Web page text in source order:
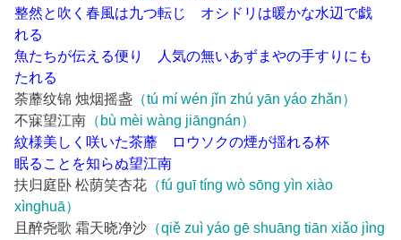
整然と吹く春風は九つ転じ オシドリは暖かな水辺で戯
れる
魚たちが伝える便り 人気の無いあずまやの手すりにも
たれる
荼蘼纹锦 烛烟摇盏 （tú mí wén jǐn zhú yān yáo zhǎn）
不寐望江南 （bù mèi wàng jiāngnán）
紋様美しく咲いた茶蘼 ロウソクの煙が揺れる杯
眠ることを知らぬ望江南
扶归庭卧 松荫笑杏花 （fú guī tíng wò sōng yìn xiào
xìnghuā）
且醉尧歌 霜天晓净沙 （qiě zuì yáo gē shuāng tiān xiǎo jìng